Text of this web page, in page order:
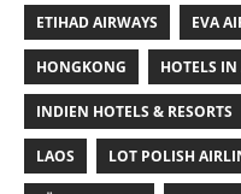
ETIHAD AIRWAYS EVA
HONGKONG HOTELS IN
INDIEN HOTELS & RESORTS
LAOS LOT POLISH